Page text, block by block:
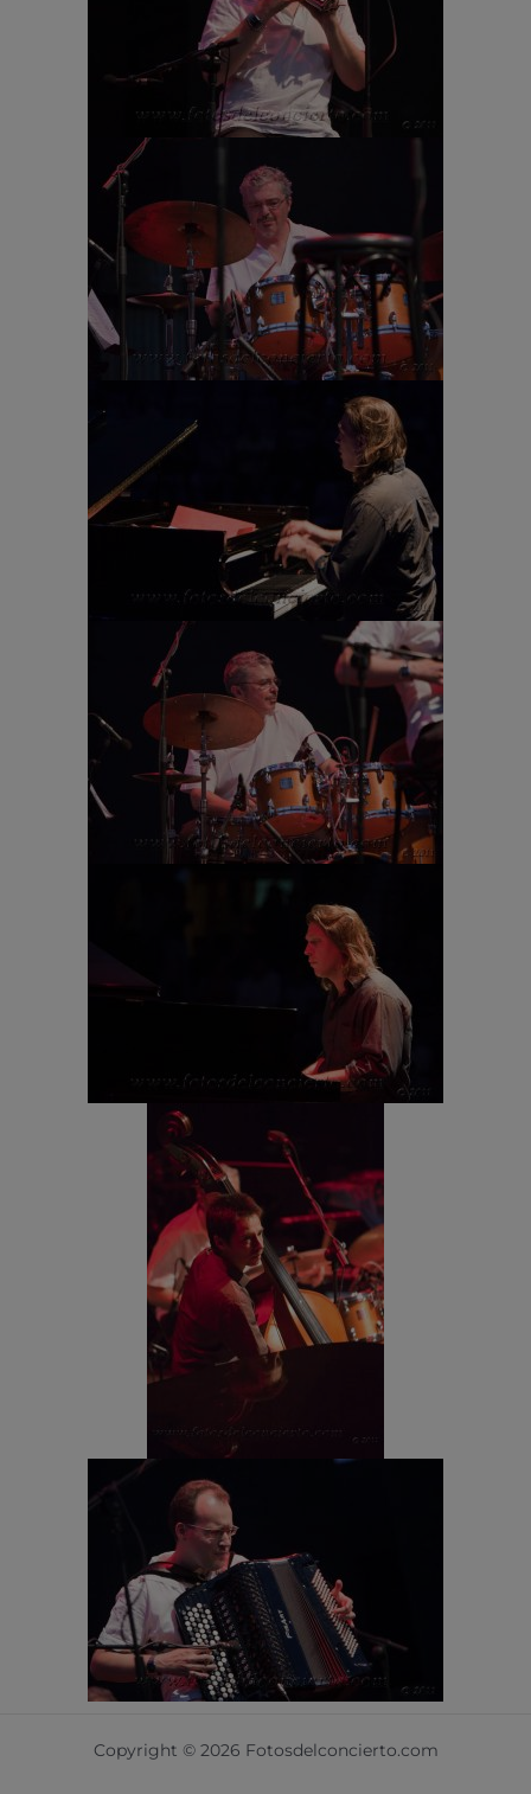
Copyright © 2026 Fotosdelconcierto.com